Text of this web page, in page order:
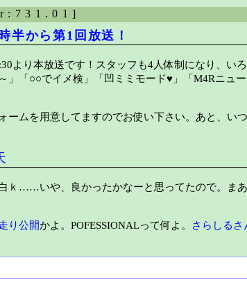
半から第1回放送！
より本放送です！スタッフも4人体制になり、い
」「○○でイメ検」「凹ミミモード♥」「M4Rニュ
ームを用意してますのでお使い下さい。あと、い
ｋ……いや、良かったかなーと思ってたので。ま
り公開かよ。POFESSIONALって何よ。 さらしるさ